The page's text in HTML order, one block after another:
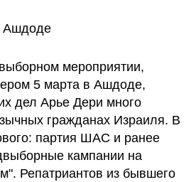
Ашдоде
мероприятии,
5 марта в Ашдоде,
дел Арье Дери много
гражданах Израиля. В
партия ШАС и ранее
кампании на
Репатриантов из бывшего